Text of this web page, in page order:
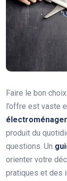
Faire le bon
l’offre est vaste
électroménager
produit du
questions. Un
orienter votre
pratiques et des